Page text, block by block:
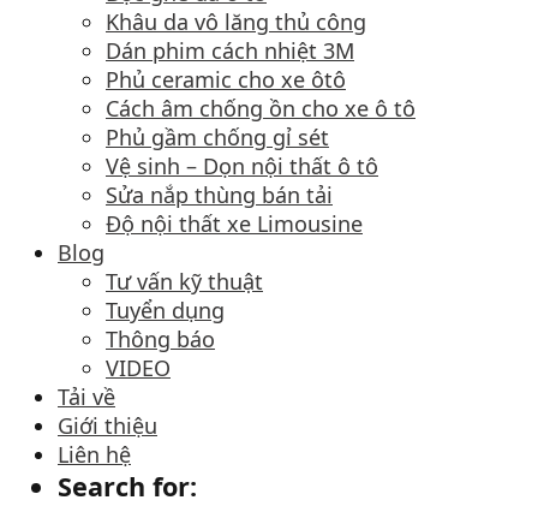
Khâu da vô lăng thủ công
Dán phim cách nhiệt 3M
Phủ ceramic cho xe ôtô
Cách âm chống ồn cho xe ô tô
Phủ gầm chống gỉ sét
Vệ sinh – Dọn nội thất ô tô
Sửa nắp thùng bán tải
Độ nội thất xe Limousine
Blog
Tư vấn kỹ thuật
Tuyển dụng
Thông báo
VIDEO
Tải về
Giới thiệu
Liên hệ
Search for: